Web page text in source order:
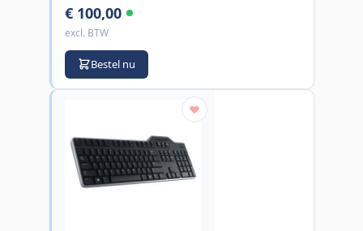
€ 100,00
excl. BTW
Bestel nu